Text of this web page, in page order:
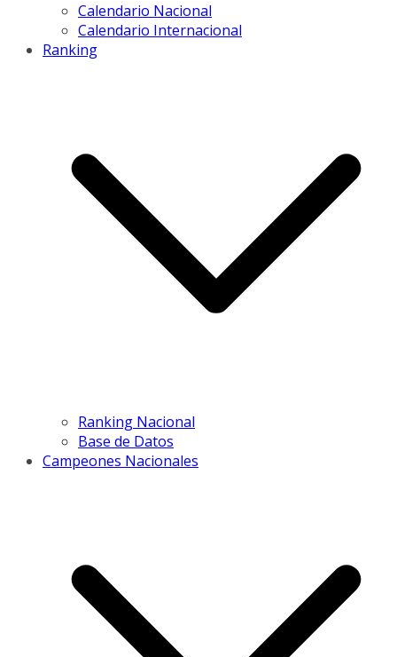
Calendario Nacional
Calendario Internacional
Ranking
Ranking Nacional
Base de Datos
Campeones Nacionales